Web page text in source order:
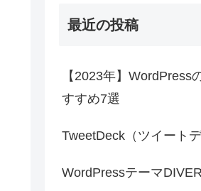
最近の投稿
【2023年】WordPress
すすめ7選
TweetDeck（ツイート
WordPressテーマDIVER